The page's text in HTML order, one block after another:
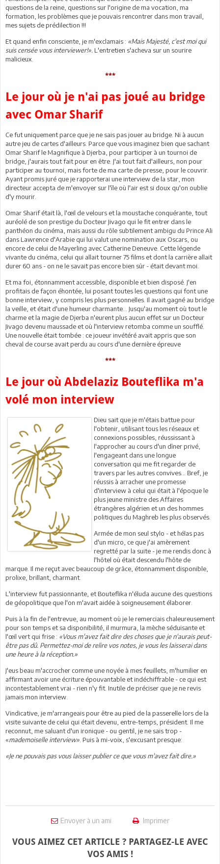
questions de la reine, questions sur l'origine de ma vocation, ma
formation, les problèmes que je pouvais rencontrer dans mon travail,
mes sujets de prédilection !!!
Et quand enfin consciente, je m'exclamais : «Mais Majesté, c'est moi qui
suis censée vous interviewer!». L'entretien s'acheva sur un sourire
malicieux.
***
Le jour où je n'ai pas joué au bridge
avec Omar Sharif
Ce fut uniquement parce que je ne sais pas jouer au bridge. Ni à aucun
autre jeu de cartes d'ailleurs. Parce que vous imaginez bien que sachant
Omar Sharif le Magnifique à Djerba, pour participer à un tournoi de
bridge, j'aurais tout fait pour en être. J'ai tout fait d'ailleurs, non pour
participer au tournoi, mais forte de ma carte de presse, pour le couvrir.
Ayant promis juré que je rapporterai une interview de la star, mon
directeur accepta de m'envoyer sur l'île où l'air est si doux qu'on oublie
d'y mourir.
Omar Sharif était là, l'œil de velours et la moustache conquérante, tout
auréolé de son prestige du Docteur Jivago qui le fit entrer dans le
panthéon du cinéma, mais aussi du rôle subtilement ambigu du Prince Ali
dans Lawrence d'Arabie qui lui valut une nomination aux Oscars, ou
encore de celui de Mayerling avec Catherine Deneuve. Cette légende
vivante du cinéma, celui qui allait tourner 75 films et dont la carrière allait
durer 60 ans - on ne le savait pas encore bien sûr - était devant moi.
Et ma foi, étonnamment accessible, disponible et bien disposé. J'en
profitais de façon éhontée, lui posant toutes les questions qui font une
bonne interview, y compris les plus personnelles. Il avait gagné au bridge
la veille, et était d'une humeur charmante... Jusqu'au moment où tout le
charme et la magie de Djerba n'eurent plus aucun effet sur un Docteur
Jivago devenu maussade et où l'interview retomba comme un soufflé.
Une nouvelle était tombée : ce joueur invétéré avait appris que son
cheval de course avait perdu au cours d'une dernière épreuve
***
Le jour où Abdelaziz Bouteflika m'a
volé mon interview
Dieu sait que je m'étais battue pour
l'obtenir, utilisant tous les réseaux et
connexions possibles, réussissant à
l'approcher au cours d'un dîner privé,
l'engageant dans une longue
conversation qui me fit regarder de
travers par les autres convives... Bref, je
réussis à arracher une promesse
d'interview à celui qui était à l'époque le
plus jeune ministre des Affaires
étrangères algérien et un des hommes
politiques du Maghreb les plus observés.
Armée de mon seul stylo - et hélas pas
d'un micro, ce que j'ai amèrement
regretté par la suite - je me rendis donc à
l'hôtel où était descendu l'hôte de
marque. Il me reçut avec beaucoup de grâce, étonnamment disponible,
prolixe, brillant, charmant.
L'interview fut passionnante, et Bouteflika n'éluda aucune des questions
de géopolitique que l'on m'avait aidée à soigneusement élaborer.
Puis à la fin de l'entrevue, au moment où je le remerciais chaleureusement
pour son temps et sa disponibilité, il murmura, la mèche séduisante et
l'œil vert qui frise : «Vous m'avez fait dire des choses que je n'aurais peut-
être pas dû. Permettez-moi de relire vos notes, je vous les laisserai dans
une heure à la réception.»
J'eus beau m'accrocher comme une noyée à mes feuillets, m'humilier en
affirmant avoir une écriture épouvantable et indéchiffrable - ce qui est
incontestablement vrai - rien n'y fit. Inutile de préciser que je ne revis
jamais mon interview.
Vindicative, je m'arrangeais pour être au pied de la passerelle lors de la
visite suivante de celui qui était devenu, entre-temps, président. Il me
reconnut, me saluant d'un ironique - ou gentil, je ne sais trop -
«mademoiselle interview» . Puis à mi-voix, s'excusant presque:
«Je ne pouvais pas vous laisser publier ce que vous m'avez fait dire.»
Envoyer à un ami Imprimer
VOUS AIMEZ CET ARTICLE ? PARTAGEZ-LE AVEC
VOS AMIS !